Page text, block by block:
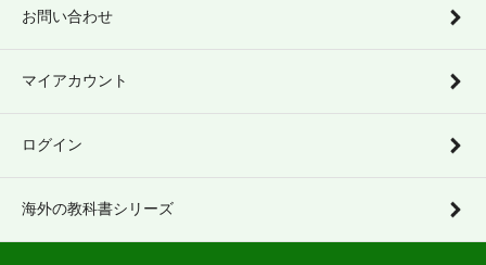
お問い合わせ
マイアカウント
ログイン
海外の教科書シリーズ